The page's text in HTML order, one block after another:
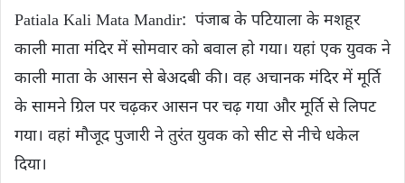
Patiala Kali Mata Mandir: पंजाब के पटियाला के मशहूर
काली माता मंदिर में सोमवार को बवाल हो गया। यहां एक युवक ने
काली माता के आसन से बेअदबी की। वह अचानक मंदिर में मूर्ति
के सामने ग्रिल पर चढ़कर आसन पर चढ़ गया और मूर्ति से लिपट
गया। वहां मौजूद पुजारी ने तुरंत युवक को सीट से नीचे धकेल
दिया।